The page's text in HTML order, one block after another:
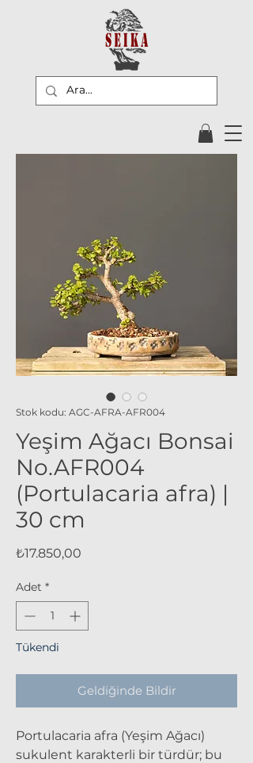
Stok kodu: AGC-AFRA-AFR004
Yeşim Ağacı Bonsai
No.AFR004
(Portulacaria afra) |
30 cm
₺17.850,00
Adet *
Tükendi
Geldiğinde Bildir
Portulacaria afra (Yeşim Ağacı)
sukulent karakterli bir türdür; bu